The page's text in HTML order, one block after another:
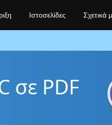
σε PDF
Ιστοσελίδες Σχετικά